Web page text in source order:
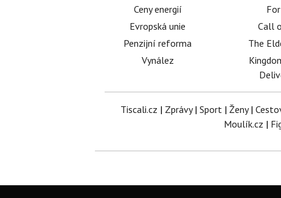
Ceny energií
Evropská unie
Penzijní reforma
Vynález
Call
The
Tiscali.cz | Zprávy| Sport| Ženy|
Moulík.cz |